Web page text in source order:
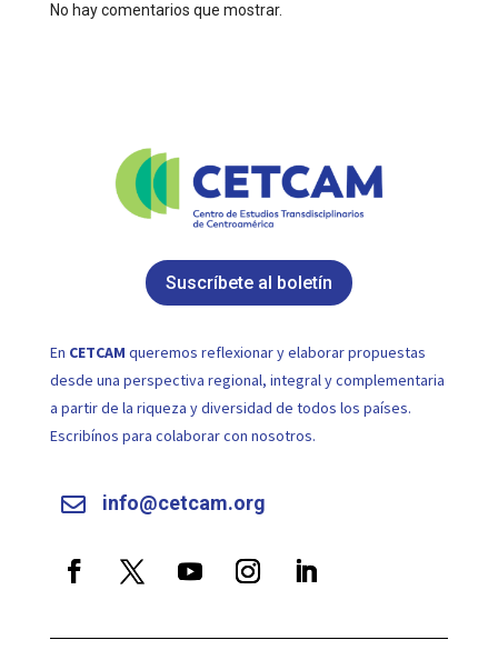
No hay comentarios que mostrar.
Suscríbete al boletín
En CETCAM queremos reflexionar y elaborar propuestas
desde una perspectiva regional, integral y complementaria
a partir de la riqueza y diversidad de todos los países.
Escribínos para colaborar con nosotros.
 info@cetcam.org